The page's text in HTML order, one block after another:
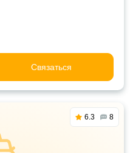
Связаться
6.3 8